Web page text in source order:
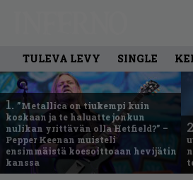
TULEVA LEVY SINGLE
1. ”Metallica on tiukempi kuin
koskaan ja te haluatte jonkun
nulikan yrittävän olla Hetfield?” –
Pepper Keenan muisteli
ensimmäistä koesoittoaan hevijätin
kanssa